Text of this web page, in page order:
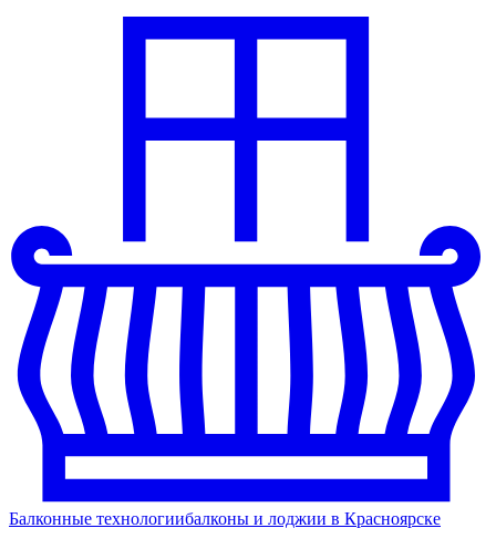
Балконные технологиибалконы и лоджии в Красноярске